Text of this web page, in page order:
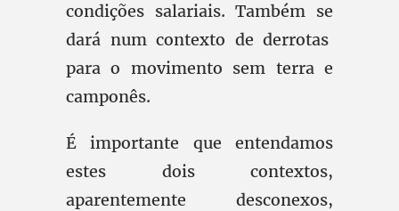
condições salariais. Também se
dará num contexto de derrotas
para o movimento sem terra e
camponês.
É importante que entendamos
estes dois contextos,
aparentemente desconexos,